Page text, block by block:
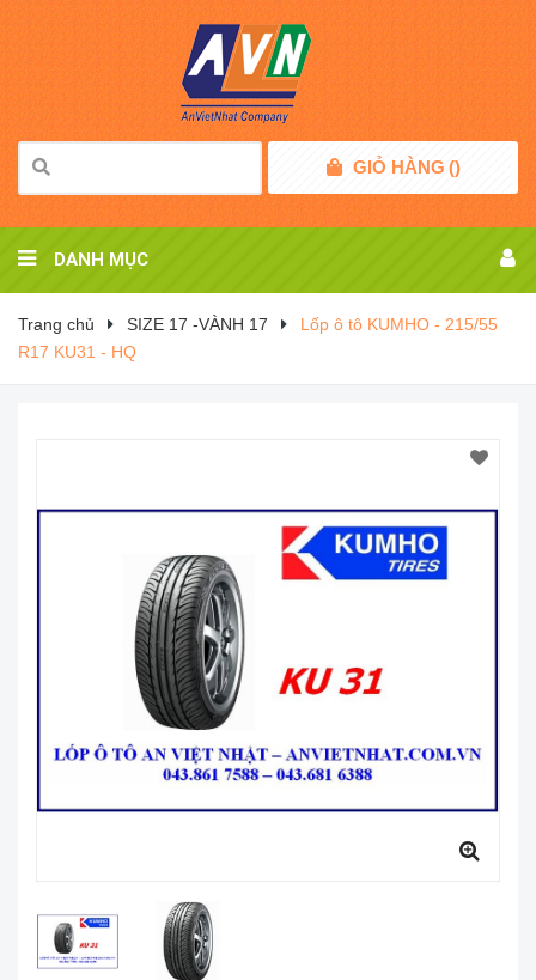
GIỎ HÀNG ()
DANH MỤC
Trang chủ SIZE 17 -VÀNH 17
Lốp ô tô KUMHO - 215/55
R17 KU31 - HQ